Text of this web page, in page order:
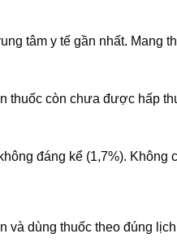
tâm y tế gần nhất. Mang
thuốc còn chưa được hấp
đáng kể (1,7%). Không
và dùng thuốc theo đúng